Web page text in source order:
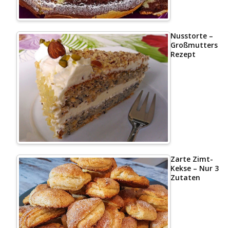
Nusstorte –
Großmutters
Rezept
Zarte Zimt-
Kekse – Nur 3
Zutaten